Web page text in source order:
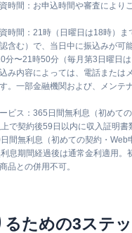
時間：お申込時間や審査により
時間：21時（日曜日は18時）ま
含む）で、当日中に振込みが可
分〜21時50分（毎月第3日曜日
み内容によっては、電話または
。一部金融機関および、メンテ
ビス：365日間無利息（初めて
で契約後59日以内に収入証明書
間無利息（初めての契約・Web
息期間経過後は通常金利適用。
品との併用不可。
るための3ステ